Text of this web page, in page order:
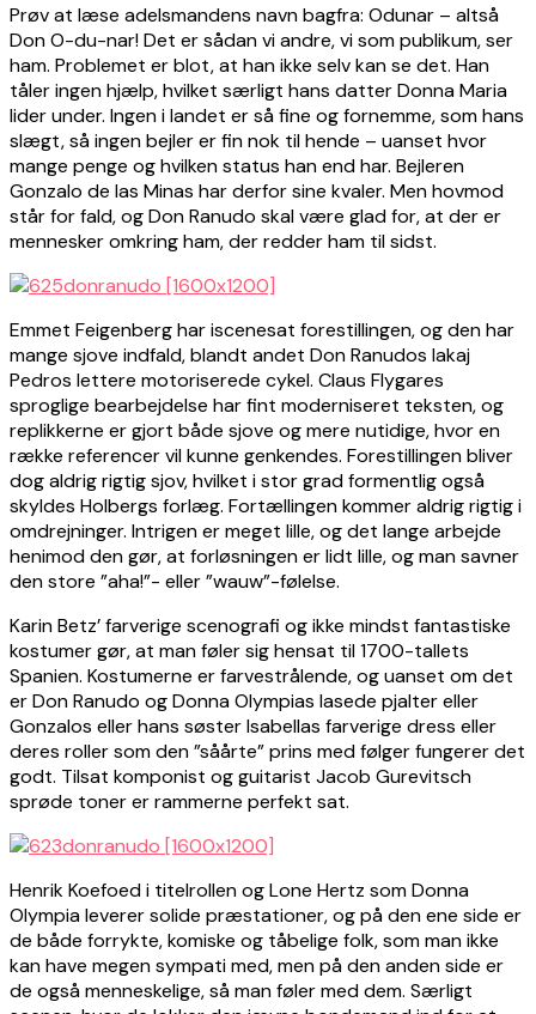
Prøv at læse adelsmandens navn bagfra: Odunar – altså
Don O-du-nar! Det er sådan vi andre, vi som publikum, ser
ham. Problemet er blot, at han ikke selv kan se det. Han
tåler ingen hjælp, hvilket særligt hans datter Donna Maria
lider under. Ingen i landet er så fine og fornemme, som hans
slægt, så ingen bejler er fin nok til hende – uanset hvor
mange penge og hvilken status han end har. Bejleren
Gonzalo de las Minas har derfor sine kvaler. Men hovmod
står for fald, og Don Ranudo skal være glad for, at der er
mennesker omkring ham, der redder ham til sidst.
Emmet Feigenberg har iscenesat forestillingen, og den har
mange sjove indfald, blandt andet Don Ranudos lakaj
Pedros lettere motoriserede cykel. Claus Flygares
sproglige bearbejdelse har fint moderniseret teksten, og
replikkerne er gjort både sjove og mere nutidige, hvor en
række referencer vil kunne genkendes. Forestillingen bliver
dog aldrig rigtig sjov, hvilket i stor grad formentlig også
skyldes Holbergs forlæg. Fortællingen kommer aldrig rigtig i
omdrejninger. Intrigen er meget lille, og det lange arbejde
henimod den gør, at forløsningen er lidt lille, og man savner
den store ”aha!”- eller ”wauw”-følelse.
Karin Betz’ farverige scenografi og ikke mindst fantastiske
kostumer gør, at man føler sig hensat til 1700-tallets
Spanien. Kostumerne er farvestrålende, og uanset om det
er Don Ranudo og Donna Olympias lasede pjalter eller
Gonzalos eller hans søster Isabellas farverige dress eller
deres roller som den ”såårte” prins med følger fungerer det
godt. Tilsat komponist og guitarist Jacob Gurevitsch
sprøde toner er rammerne perfekt sat.
Henrik Koefoed i titelrollen og Lone Hertz som Donna
Olympia leverer solide præstationer, og på den ene side er
de både forrykte, komiske og tåbelige folk, som man ikke
kan have megen sympati med, men på den anden side er
de også menneskelige, så man føler med dem. Særligt